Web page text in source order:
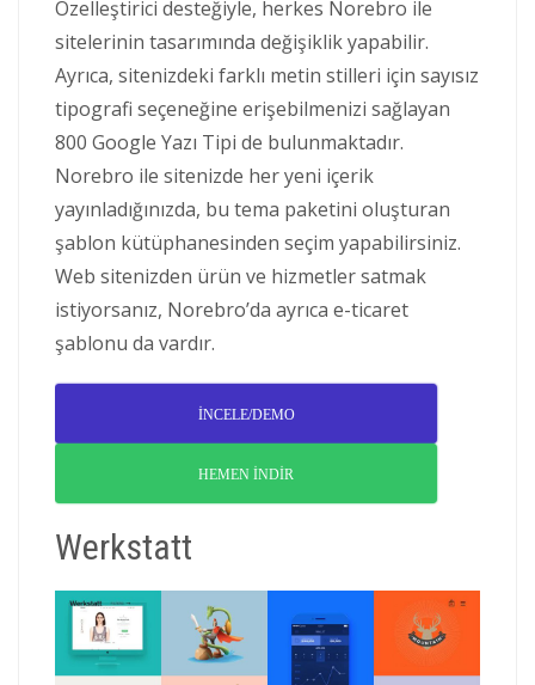
Özelleştirici desteğiyle, herkes Norebro ile
sitelerinin tasarımında değişiklik yapabilir.
Ayrıca, sitenizdeki farklı metin stilleri için sayısız
tipografi seçeneğine erişebilmenizi sağlayan
800 Google Yazı Tipi de bulunmaktadır.
Norebro ile sitenizde her yeni içerik
yayınladığınızda, bu tema paketini oluşturan
şablon kütüphanesinden seçim yapabilirsiniz.
Web sitenizden ürün ve hizmetler satmak
istiyorsanız, Norebro’da ayrıca e-ticaret
şablonu da vardır.
İNCELE/DEMO
HEMEN İNDİR
Werkstatt